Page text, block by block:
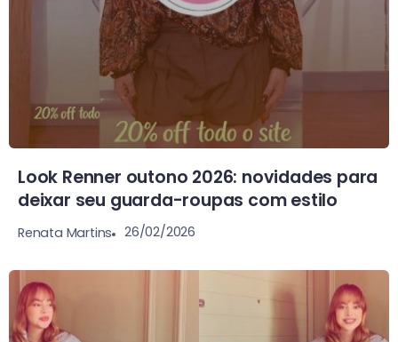
Look Renner outono 2026: novidades para
deixar seu guarda-roupas com estilo
Renata Martins 26/02/2026